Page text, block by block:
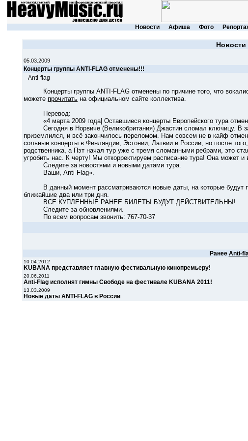
Новости Афиша Фото
Новости
05.03.2009
Концерты группы ANTI-FLAG отменены!!!
Anti-flag
Концерты группы ANTI-FLAG отменены по причине того, что
можете прочитать на официальном сайте коллектива.
Перевод:
«4 марта 2009 года| Оставшиеся концерты Европейского тура
Сегодня в Норвиче (Великобритания) Джастин сломал ключицу. В
приземлился, и всё закончилось переломом. Нам совсем не в кайф
сольные концерты в Финляндии, Эстонии, Латвии и России, но после
родственника, а Пэт начал тур уже с тремя сломанными ребрами, это
угробить нас. К черту! Мы откорректируем расписание тура! Она может
Следите за новостями и новыми датами тура.
Ваши, Anti-Flag».
В данный момент рассматриваются новые даты, на которые будут
ближайшие два или три дня.
ВСЕ КУПЛЕННЫЕ РАНЕЕ БИЛЕТЫ БУДУТ ДЕЙСТВИТЕЛЬНЫ!
Следите за обновлениями.
По всем вопросам звонить: 767-70-37
Ранее Anti-
10.04.2012
KUBANA представляет главную фестивальную кинопремьеру!
20.06.2011
Anti-Flag исполнят гимны Свободе на фестивале KUBANA 2011!
13.03.2009
Новые даты ANTI-FLAG в России